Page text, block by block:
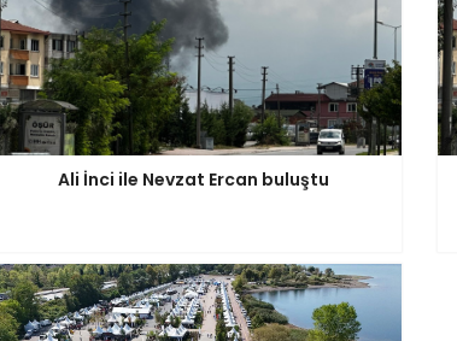
Ali İnci ile Nevzat Ercan buluştu